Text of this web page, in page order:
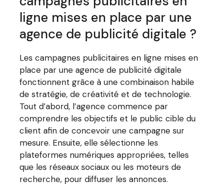
ligne mises en place par une
agence de publicité digitale ?
Les campagnes publicitaires en ligne mises en
place par une agence de publicité digitale
fonctionnent grâce à une combinaison habile
de stratégie, de créativité et de technologie.
Tout d’abord, l’agence commence par
comprendre les objectifs et le public cible du
client afin de concevoir une campagne sur
mesure. Ensuite, elle sélectionne les
plateformes numériques appropriées, telles
que les réseaux sociaux ou les moteurs de
recherche, pour diffuser les annonces.